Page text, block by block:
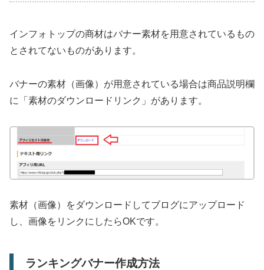
インフォトップの商材はバナー素材を用意されているもの
とされてないものがあります。
バナーの素材（画像）が用意されている場合は商品説明欄
に「素材のダウンロードリンク」があります。
素材（画像）をダウンロードしてブログにアップロード
し、画像をリンクにしたらOKです。
ランキングバナー作成方法